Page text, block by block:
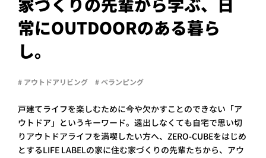
ライフレー
つ
会社概
要
企業の
方へ
家づくりの先輩から学ぶ、日
常にOUTDOORのある暮ら
し。
# アウトドアリビング # ベランピング
戸建てライフを楽しむために今や欠かすことのできない「ア
ウトドア」というキーワード。遠出しなくても自宅で思い切
りアウトドアライフを満喫したい方へ、ZERO-CUBEをはじめ
とするLIFE LABELの家に住む家づくりの先輩たちから、アウ